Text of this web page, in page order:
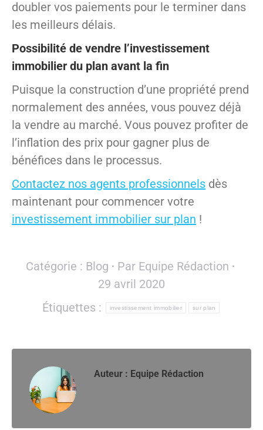
doubler vos paiements pour le terminer dans
les meilleurs délais.
Possibilité de vendre l’investissement
immobilier du plan avant la fin
Puisque la construction d’une propriété prend
normalement des années, vous pouvez déjà
la vendre au marché. Vous pouvez profiter de
l’inflation des prix pour gagner plus de
bénéfices dans le processus.
Contactez nos agents professionnels dès
maintenant pour commencer votre
investissement immobilier sur plan !
Catégorie : Blog Par Equipe Rédaction
29 avril 2020
Étiquettes :
investissement immobilier sur plan
Auteur : Equipe Rédaction